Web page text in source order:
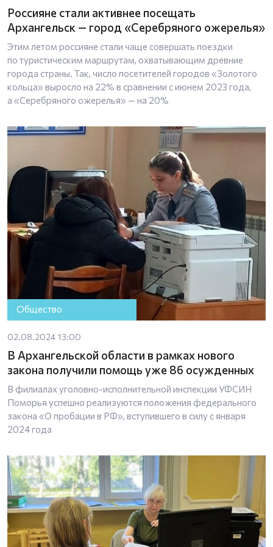
Россияне стали активнее посещать
Архангельск — город «Серебряного ожерелья»
Этим летом россияне стали чаще совершать поездки
по туристическим маршрутам, охватывающим древние
города страны. Так, число посетителей городов «Золотого
кольца» выросло на 22% в сравнении с июнем 2023 года,
а «Серебряного ожерелья» — на 20%
Общество
02.08.2024 13:00
В Архангельской области в рамках нового
закона получили помощь уже 86 осужденных
В филиалах уголовно-исполнительной инспекции УФСИН
Поморья успешно реализуются положения федерального
закона «О пробации в РФ», вступившего в силу с января
2024 года